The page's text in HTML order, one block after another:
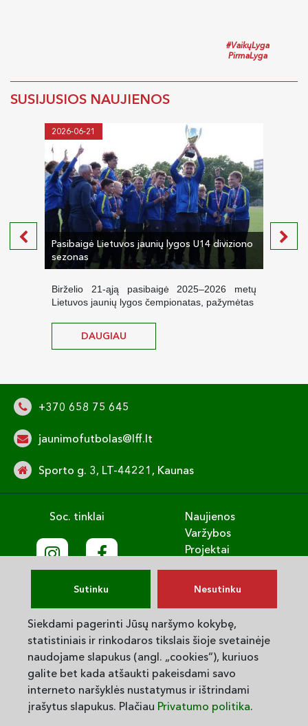
#VaikųLyga
PirmaLyga
SUSIJUSIOS NAUJIENOS
2026-06-21
Pasibaigė Lietuvos jaunių lygos U14 diviziono
sezonas
Birželio 21-ąją pasibaigė 2025–2026 metų
Lietuvos jaunių lygos čempionatas, pažymėtas
DAUGIAU
+370 658 75 645
jaunimofutbolas@lff.lt
Sporto g. 3, LT-44221, Kaunas
Soc. tinklai
Naujienos
Varžybos
Projektai
© 2025. LVJUFA. Visos teisės saugomos.
Powered By
Nesutinku
Sutinku
Siekdami pagerinti Jūsų naršymo kokybę,
statistiniais ir rinkodaros tikslais šioje svetainėje
naudojame slapukus (angl. „cookies“), kuriuos
galite bet kada atšaukti pakeisdami savo
interneto naršyklės nustatymus ir ištrindami
įrašytus slapukus. Plačiau Privatumo politika.